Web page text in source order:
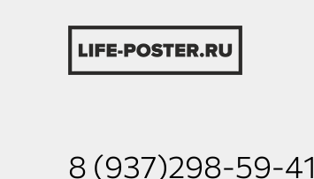
8 (937)298-59-41